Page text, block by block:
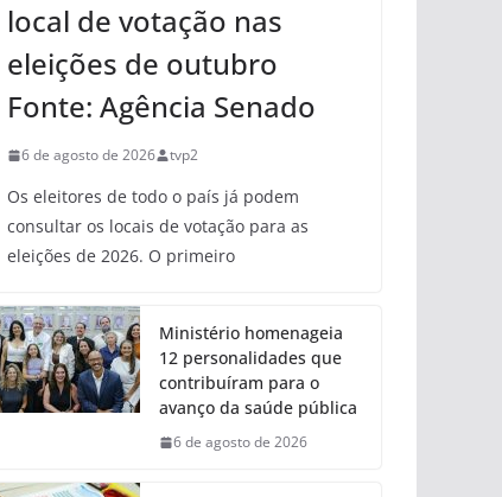
local de votação nas
eleições de outubro
Fonte: Agência Senado
6 de agosto de 2026 tvp2
Os eleitores de todo o país já podem
consultar os locais de votação para as
eleições de 2026. O primeiro
Ministério homenageia
12 personalidades que
contribuíram para o
avanço da saúde pública
6 de agosto de 2026